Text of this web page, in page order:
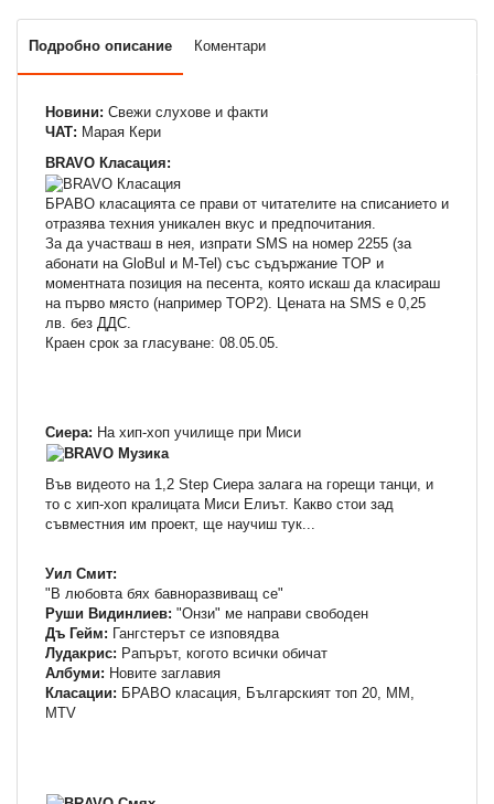
Подробно описание Коментари
Новини: Свежи слухове и факти
ЧАТ: Марая Кери
BRAVO Класация:
БРАВО класацията се прави от читателите на списанието и
отразява техния уникален вкус и предпочитания.
За да участваш в нея, изпрати SMS на номер 2255 (за
абонати на GloBul и M-Tel) със съдържание TOP и
моментната позиция на песента, която искаш да класираш
на първо място (например TOP2). Цената на SMS e 0,25
лв. без ДДС.
Краен срок за гласуване: 08.05.05.
Сиера: На хип-хоп училище при Миси
Във видеото на 1,2 Step Сиера залага на горещи танци, и
то с хип-хоп кралицата Миси Елиът. Какво стои зад
съвместния им проект, ще научиш тук...
Уил Смит:
"В любовта бях бавноразвиващ се"
Руши Видинлиев: "Онзи" ме направи свободен
Дъ Гейм: Гангстерът се изповядва
Лудакрис: Рапърът, когото всички обичат
Албуми: Новите заглавия
Класации: БРАВО класация, Българският топ 20, ММ,
МTV